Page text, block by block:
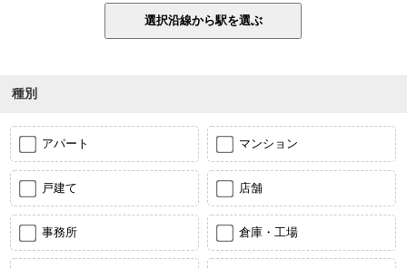
種別
アパート マンション
戸建て 店舗
事務所 倉庫・工場